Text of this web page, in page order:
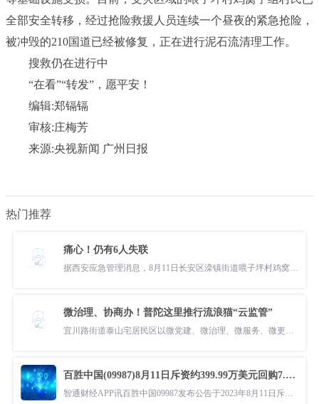
全部安全转移，经过抢险救援人员连续一个昼夜的紧急抢险，
被冲毁的210国道已经被修复，正在进行泥石流清理工作。
搜救仍在进行中
“在看”“转发”，愿平安！
编辑:郑镉镉
审核:庄梅芳
来源:央视新闻 广州日报
热门推荐
痛心！仍有6人失联
据西安应急管理消息，8月11日长安区滦镇街道喂子坪村鸡窝子组发生山洪
微治理、协商办！普陀这里推行流浪猫“云监管”
宜川路街道泰山宅居民区以微党建、微治理、微服务、微更新、微智慧的“
百胜中国(09987)8月11日斥资约399.99万美元回购7.2万股
智通财经APP讯百胜中国09987发布公告于2023年8月11日斥资约39999万美元